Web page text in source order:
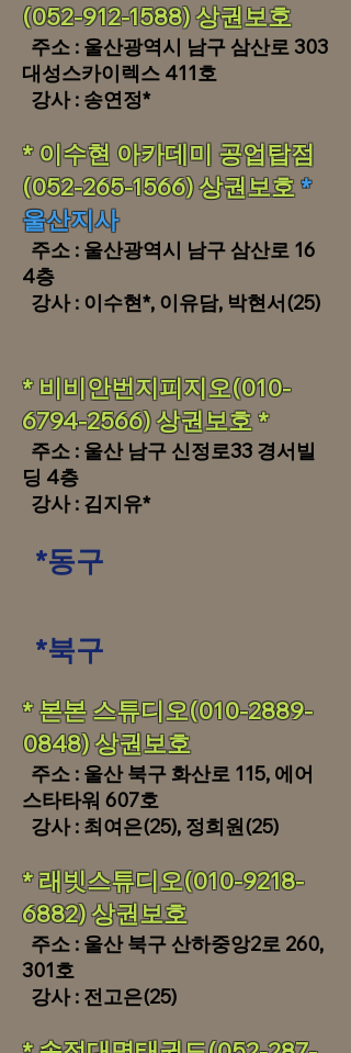
(052-912-1588) 상권보호
​ 주소 : 울산광역시 남구 삼산로 303
대성스카이렉스 411호
​ 강사 : 송연정*
* 이수현 아카데미 공업탑점
(052-265-1566) 상권보호*
울산지사
​ 주소 : 울산광역시 남구 삼산로 16
4층​
강사 : 이수현*, 이유담, 박현서(25)
​* 비비안번지피지오(010-
6794-2566) 상권보호 *
​ 주소 : 울산 남구 신정로33 경서빌
딩 4층
​ 강사 : 김지유*
*동구
*북구
​​* 본본 스튜디오(010-2889-
0848) 상권보호
​ 주소 : 울산 북구 화산로 115, 에어
스타타워 607호
강사 : 최여은(25), 정희원(25)
* 래빗스튜디오(010-9218-
6882) 상권보호
​ 주소 : 울산 북구 산하중앙2로 260,
301호
​ 강사 : 전고은(25)